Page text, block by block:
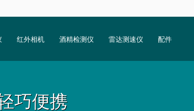
红外相机 酒精检测仪 雷达测速仪 配件
巧便携